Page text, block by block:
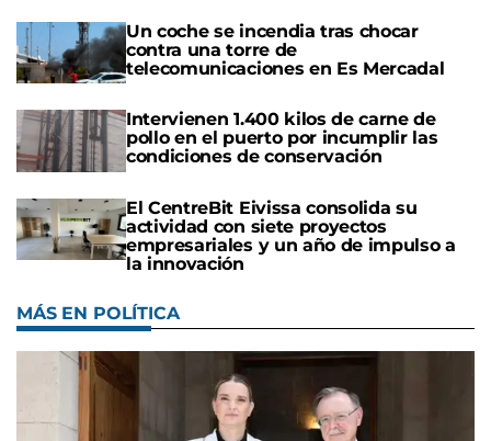
Un coche se incendia tras chocar
contra una torre de
telecomunicaciones en Es Mercadal
Intervienen 1.400 kilos de carne de
pollo en el puerto por incumplir las
condiciones de conservación
El CentreBit Eivissa consolida su
actividad con siete proyectos
empresariales y un año de impulso a
la innovación
MÁS EN POLÍTICA